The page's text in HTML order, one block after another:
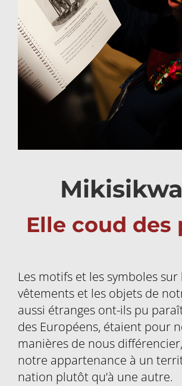
Elle coud des
Les motifs et les symboles sur
vêtements et les objets de
aussi étranges ont-ils pu
des Européens, étaient pour
manières de nous
notre appartenance à un
nation plutôt qu’à une autre.